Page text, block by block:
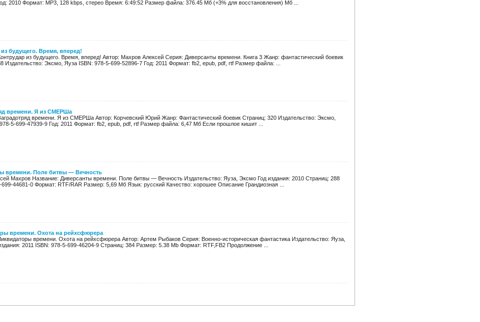
2010 Формат: MP3, 128 kbps, стерео Время: 6:49:52 Размер файла: 376.45 Мб (+3% для восстановления) Мб ...
будущего. Время, вперед!
из будущего. Время, вперед! Автор: Махров Алексей Серия: Диверсанты времени. Книга 3 Жанр: фантастический боевик
Издательство: Эксмо, Яуза ISBN: 978-5-699-52896-7 Год: 2011 Формат: fb2, epub, pdf, rtf Размер файла: ...
времени. Я из СМЕРШа
времени. Я из СМЕРШа Автор: Корчевский Юрий Жанр: Фантастический боевик Страниц: 320 Издательство: Эксмо,
5-699-47939-9 Год: 2011 Формат: fb2, epub, pdf, rtf Размер файла: 6,47 Мб Если прошлое кишит ...
времени. Поле битвы — Вечность
Махров Название: Диверсанты времени. Поле битвы — Вечность Издательство: Яуза, Эксмо Год издания: 2010 Страниц: 288
699-44681-0 Формат: RTF/RAR Размер: 5,69 Мб Язык: русский Качество: хорошее Описание Грандиозная ...
времени. Охота на рейхсфюрера
времени. Охота на рейхсфюрера Автор: Артем Рыбаков Серия: Военно-историческая фантастика Издательство: Яуза,
2011 ISBN: 978-5-699-46204-9 Страниц: 384 Размер: 5.38 Mb Формат: RTF,FB2 Продолжение ...